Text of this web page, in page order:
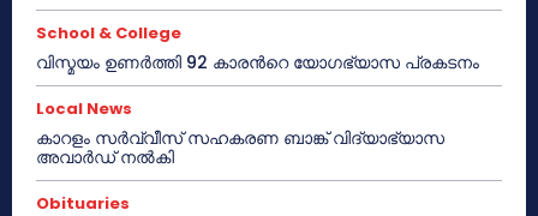
School & College
വിസ്മയം ഉണർത്തി 92 കാരൻറെ യോഗഭ്യാസ പ്രകടനം
Local News
കാറളം സർവ്വീസ് സഹകരണ ബാങ്ക് വിദ്യാഭ്യാസ
അവാർഡ് നൽകി
Obituaries